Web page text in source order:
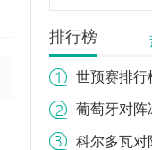
排行榜
葡萄牙对阵